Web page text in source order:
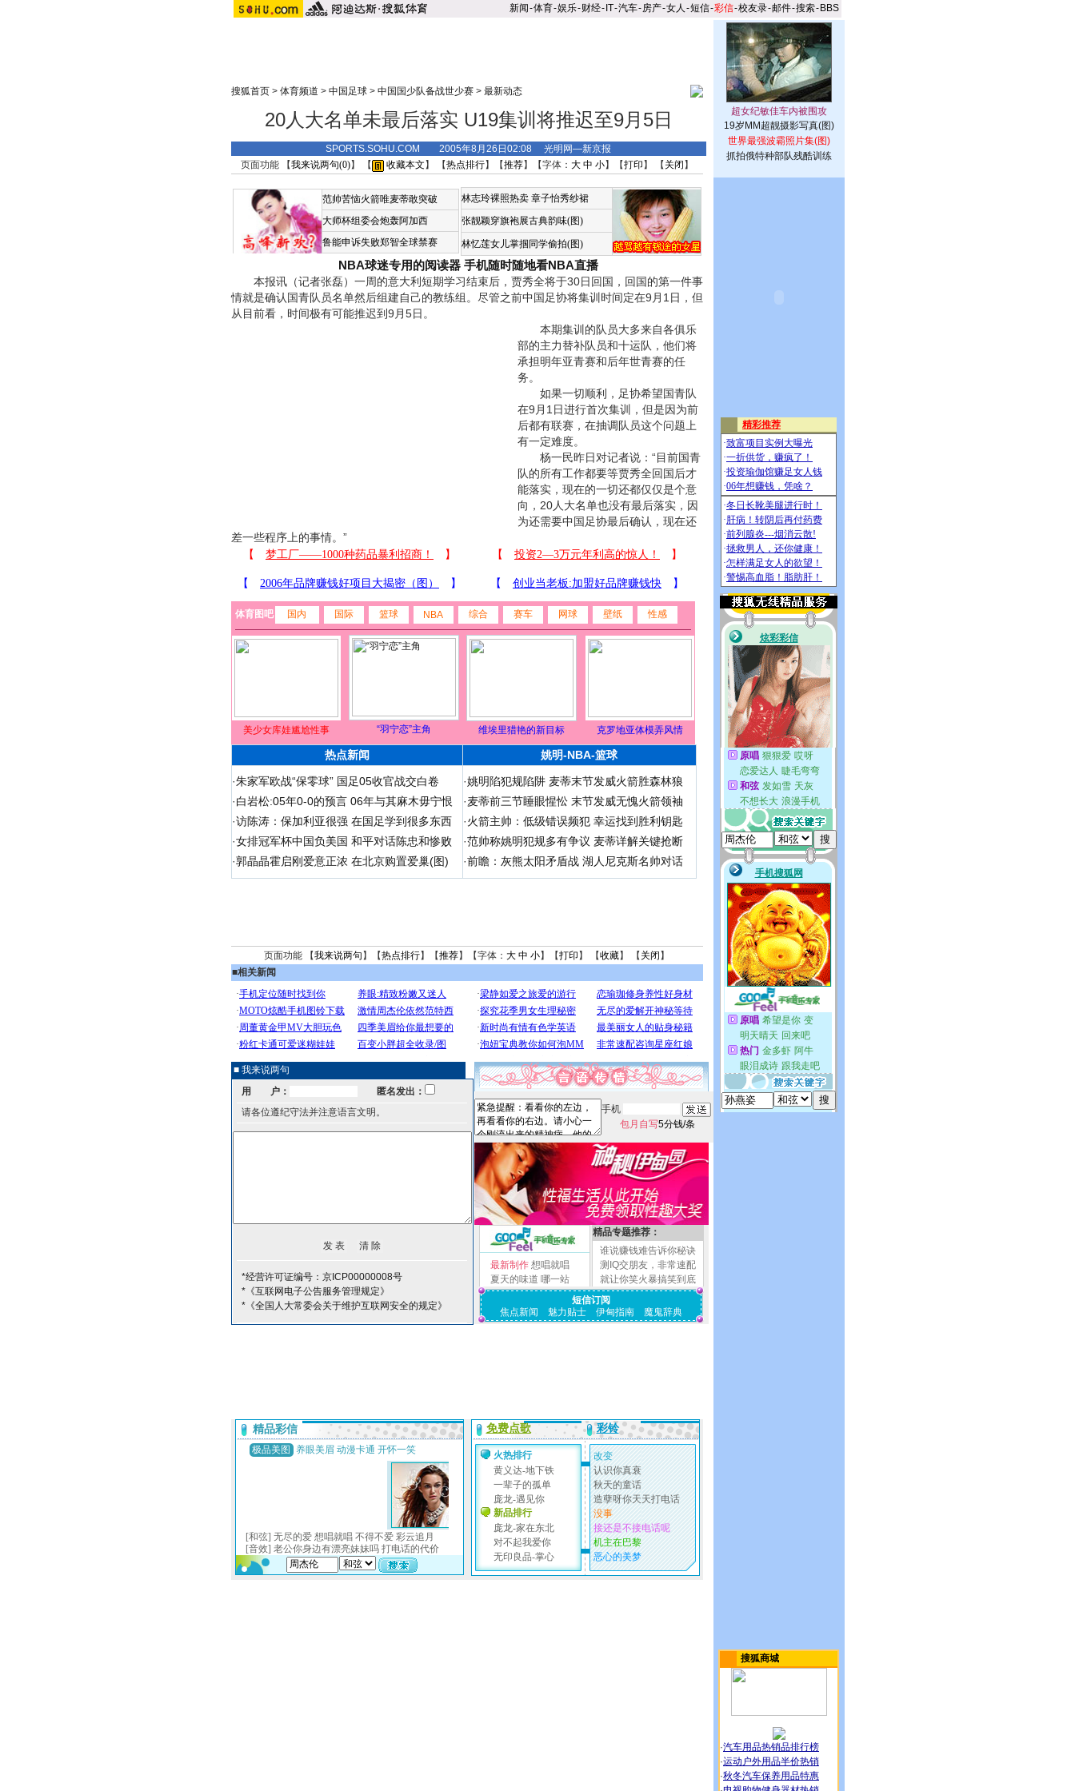
新闻-体育-娱乐-财经- IT-汽车-房产-女人 -短信-彩信-校友录-邮件-搜索- BBS
搜狐首页> 体育频道 > 中国足球> 中国国少队备战世少赛> 最新动态
20人大名单未最后落实 U19集训将推迟至9月5日
SPORTS.SOHU.COM 2005年8月26日02:08 光明网—新京报
页面功能 【我来说两句(0)】 【 收藏本文 】 【热点排行】【推荐】【字体： 大 中 小】【打印 】 【 关闭 】
范帅苦恼火箭唯麦蒂敢突破
大师杯组委会炮轰阿加西
鲁能申诉失败郑智全球禁赛
林志玲裸照热卖 章子怡秀纱裙
张靓颖穿旗袍展古典韵味(图)
林忆莲女儿掌掴同学偷拍(图)
NBA球迷专用的阅读器 手机随时随地看NBA直播
本报讯（记者张磊）一周的意大利短期学习结束后，贾秀全将于30日回国，回国的第一件事
情就是确认国青队员名单然后组建自己的教练组。尽管之前中国足协将集训时间定在9月1日，但
从目前看，时间极有可能推迟到9月5日。
本期集训的队员大多来自各俱乐
部的主力替补队员和十运队，他们将
承担明年亚青赛和后年世青赛的任
务。
如果一切顺利，足协希望国青队
在9月1日进行首次集训，但是因为前
后都有联赛，在抽调队员这个问题上
有一定难度。
杨一民昨日对记者说：“目前国青
队的所有工作都要等贾秀全回国后才
能落实，现在的一切还都仅仅是个意
向，20人大名单也没有最后落实，因
为还需要中国足协最后确认，现在还
差一些程序上的事情。”
体育图吧 国内 国际 篮球 NBA 综合 赛车 网球 壁纸 性感
美少女库娃尴尬性事 “羽宁恋”主角 维埃里猎艳的新目标 克罗地亚体模弄风情
热点新闻 姚明-NBA-篮球
·朱家军欧战“保零球” 国足05收官战交白卷
·白岩松:05年0-0的预言 06年与其麻木毋宁恨
·访陈涛：保加利亚很强 在国足学到很多东西
·女排冠军杯中国负美国 和平对话陈忠和惨败
·郭晶晶霍启刚爱意正浓 在北京购置爱巢(图)
·姚明陷犯规陷阱 麦蒂末节发威火箭胜森林狼
·麦蒂前三节睡眼惺忪 末节发威无愧火箭领袖
·火箭主帅：低级错误频犯 幸运找到胜利钥匙
·范帅称姚明犯规多有争议 麦蒂详解关键抢断
·前瞻：灰熊太阳矛盾战 湖人尼克斯名帅对话
页面功能 【我来说两句 】【热点排行】【推荐】【字体： 大 中 小】【打印 】 【收藏】 【 关闭 】
■相关新闻
■ 我来说两句
用 户：
匿名发出：
请各位遵纪守法并注意语言文明。
*经营许可证编号：京ICP00000008号
*《互联网电子公告服务管理规定》
*《全国人大常委会关于维护互联网安全的规定》
手机
包月自写5分钱/条
最新制作 想唱就唱
夏天的味道 哪一站
精品专题推荐：
谁说赚钱难告诉你秘诀
测IQ交朋友，非常速配
就让你笑火暴搞笑到底
短信订阅
焦点新闻
魅力贴士 伊甸指南 魔鬼辞典
19岁MM超靓摄影写真(图)
世界最强波霸照片集(图)
抓拍俄特种部队残酷训练
搜狐商城
·汽车用品热销品排行榜
·运动户外用品半价热销
·秋冬汽车保养用品特惠